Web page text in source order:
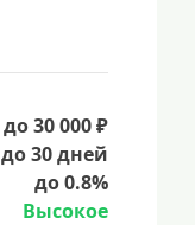
до 30 000 ₽
до 30 дней
до 0.8%
Высокое